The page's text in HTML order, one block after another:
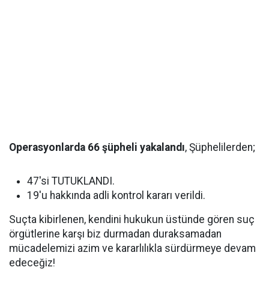
Operasyonlarda 66 şüpheli yakalandı, Şüphelilerden;
47'si TUTUKLANDI.
19'u hakkında adli kontrol kararı verildi.
Suçta kibirlenen, kendini hukukun üstünde gören suç
örgütlerine karşı biz durmadan duraksamadan
mücadelemizi azim ve kararlılıkla sürdürmeye devam
edeceğiz!